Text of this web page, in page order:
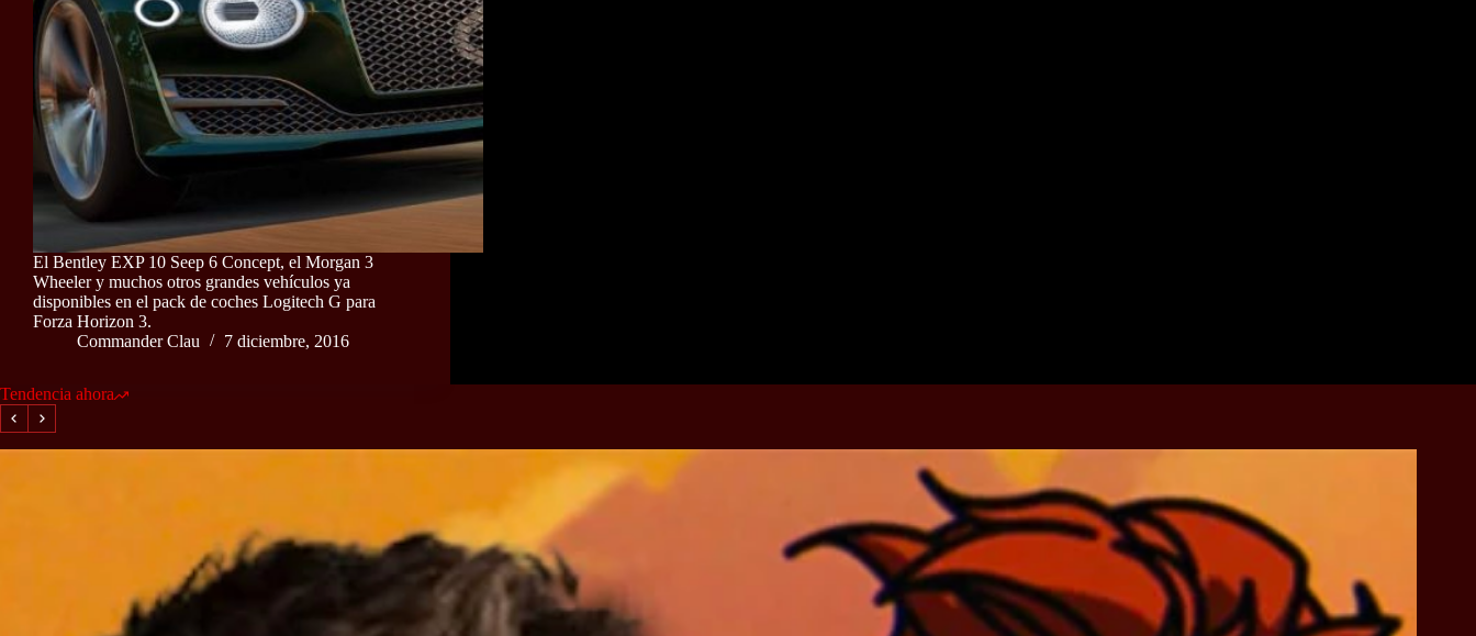
El Bentley EXP 10 Seep 6 Concept, el Morgan 3
Wheeler y muchos otros grandes vehículos ya
disponibles en el pack de coches Logitech G para
Forza Horizon 3.
Commander Clau
7 diciembre, 2016
Tendencia ahora